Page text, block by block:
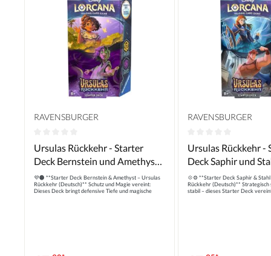
RAVENSBURGER
Durchschnittliche Bewertung von 0 von 5 Sternen
Ursulas Rückkehr - Starter
Deck Bernstein und Amethyst
(Deutsch)
💜🟠 **Starter Deck Bernstein & Amethyst – Ursulas
Rückkehr (Deutsch)** Schutz und Magie vereint:
Dieses Deck bringt defensive Tiefe und magische
RAVENSBURGER
Durchschnittliche
Ursulas Rückkehr -
Deck Saphir und
(Deutsch)
💠⚙️ **Starter Deck Saphir &
Rückkehr (Deutsch)** Strategisch
stabil – dieses Starter Deck